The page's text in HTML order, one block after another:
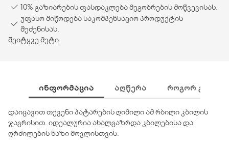
10% გაზიარების ფასდაკლება მეგობრების მოწვევისას.
უფასო მიწოდება საკომპენსაციო პროდუქტის
შეძენისას.
შეიტყვე მეტი
ᲘᲜᲤᲝᲠᲛᲐᲪᲘᲐ ᲐᲦᲬᲔᲠᲐ ᲠᲝᲒᲝᲠ
დაიცავით თქვენი პატარების ღიმილი ამ რბილი კბილის
ჯაგრისით. იდეალურია ახალგაზრდა კბილებისა და
ღრძილების ნაზი მოვლისთვის.